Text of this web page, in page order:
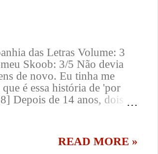
sabia que era u...
das Letras Volume: 3
Skoob: 3/5 Não devia
de novo. Eu tinha me
é essa história de 'por
Depois de 14 anos, dois
que divertida e agradável -
-, mas eu esperava
READ MORE »